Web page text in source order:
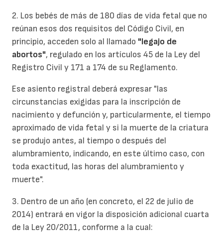
2. Los bebés de más de 180 días de vida fetal que no
reúnan esos dos requisitos del Código Civil, en
principio, acceden solo al llamado "legajo de
abortos", regulado en los artículos 45 de la Ley del
Registro Civil y 171 a 174 de su Reglamento.
Ese asiento registral deberá expresar "las
circunstancias exigidas para la inscripción de
nacimiento y defunción y, particularmente, el tiempo
aproximado de vida fetal y si la muerte de la criatura
se produjo antes, al tiempo o después del
alumbramiento, indicando, en este último caso, con
toda exactitud, las horas del alumbramiento y
muerte".
3. Dentro de un año (en concreto, el 22 de julio de
2014) entrará en vigor la disposición adicional cuarta
de la Ley 20/2011, conforme a la cual: